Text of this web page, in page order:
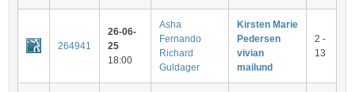
264941
26-06-
25
18:00
Asha
Fernando
Richard
Guldager
Kirsten Marie
Pedersen
vivian
mailund
2 -
13